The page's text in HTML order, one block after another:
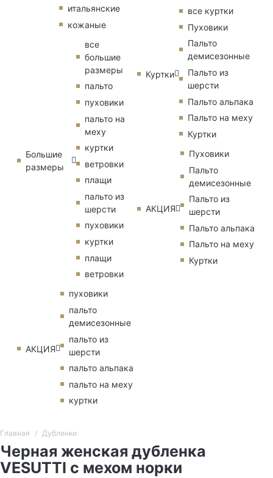
итальянские
кожаные
Большие
размеры
все
большие
размеры
пальто
пуховики
пальто на
меху
куртки
ветровки
плащи
пальто из
шерсти
пуховики
куртки
плащи
ветровки
АКЦИЯ
пуховики
пальто
демисезонные
пальто из
шерсти
пальто альпака
пальто на меху
куртки
Куртки
все куртки
Пуховики
Пальто
демисезонные
Пальто из
шерсти
Пальто альпака
Пальто на меху
Куртки
АКЦИЯ
Пуховики
Пальто
демисезонные
Пальто из
шерсти
Пальто альпака
Пальто на меху
Куртки
Главная Дубленки
Черная женская дубленка
VESUTTI с мехом норки